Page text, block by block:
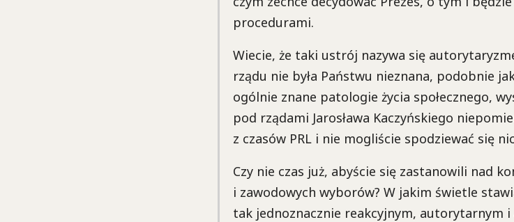
procedurami.
Wiecie, że taki ustrój nazywa się
rządu nie była Państwu nieznana, podobnie
ogólnie znane patologie życia społecznego,
pod rządami Jarosława Kaczyńskiego
z czasów PRL i nie mogliście spodziewać się
Czy nie czas już, abyście się zastanowili nad
i zawodowych wyborów? W jakim świetle
tak jednoznacznie reakcyjnym, autorytarnym